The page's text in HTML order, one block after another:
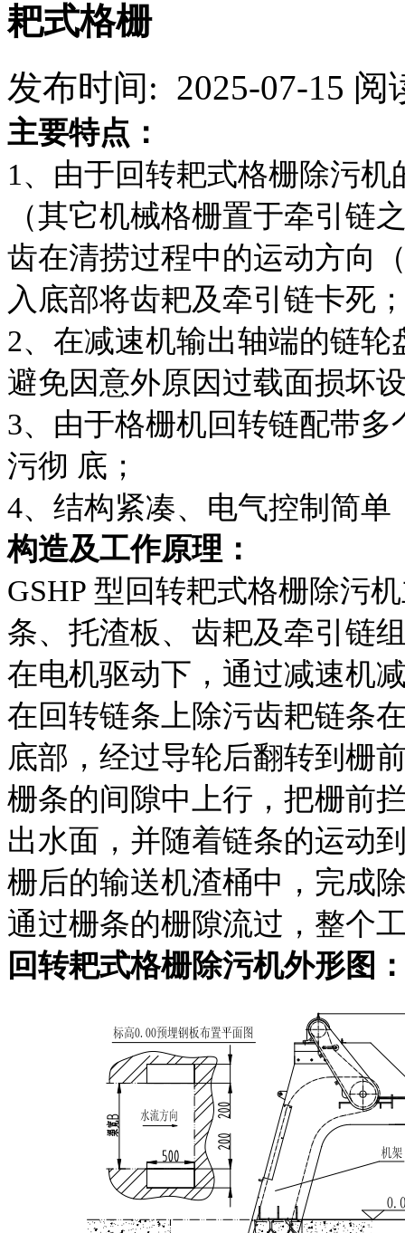
耙式格栅
发布时间: 2025-07-15 阅
主要特点：
1、由于回转耙式格栅除污
（其它机械格栅置于牵引链
齿在清捞过程中的运动方向
入底部将齿耙及牵引链卡死
2、在减速机输出轴端的链
避免因意外原因过载面损坏
3、由于格栅机回转链配带
污彻 底；
4、结构紧凑、电气控制简单
构造及工作原理：
GSHP 型回转耙式格栅除污
条、托渣板、齿耙及牵引链
在电机驱动下，通过减速机
在回转链条上除污齿耙链条
底部，经过导轮后翻转到栅
栅条的间隙中上行，把栅前
出水面，并随着链条的运动
栅后的输送机渣桶中，完成
通过栅条的栅隙流过，整个
回转耙式格栅除污机外形图